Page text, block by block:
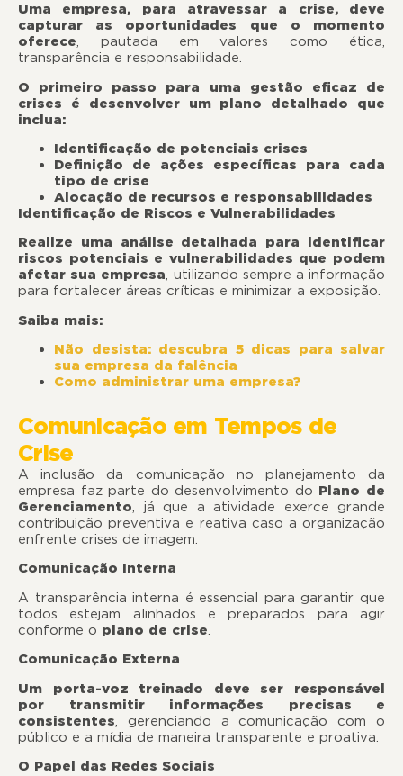
Uma empresa, para atravessar a crise, deve
capturar as oportunidades que o momento
oferece, pautada em valores como ética,
transparência e responsabilidade.
O primeiro passo para uma gestão eficaz de
crises é desenvolver um plano detalhado que
inclua:
Identificação de potenciais crises
Definição de ações específicas para cada
tipo de crise
Alocação de recursos e responsabilidades
Identificação de Riscos e Vulnerabilidades
Realize uma análise detalhada para identificar
riscos potenciais e vulnerabilidades que podem
afetar sua empresa, utilizando sempre a informação
para fortalecer áreas críticas e minimizar a exposição.
Saiba mais:
Não desista: descubra 5 dicas para salvar
sua empresa da falência
Como administrar uma empresa?
Comunicação em Tempos de
Crise
A inclusão da comunicação no planejamento da
empresa faz parte do desenvolvimento do Plano de
Gerenciamento, já que a atividade exerce grande
contribuição preventiva e reativa caso a organização
enfrente crises de imagem.
Comunicação Interna
A transparência interna é essencial para garantir que
todos estejam alinhados e preparados para agir
conforme o plano de crise.
Comunicação Externa
Um porta-voz treinado deve ser responsável
por transmitir informações precisas e
consistentes, gerenciando a comunicação com o
público e a mídia de maneira transparente e proativa.
O Papel das Redes Sociais